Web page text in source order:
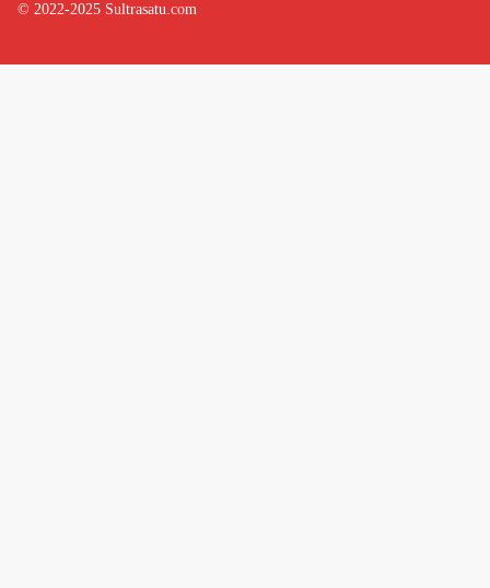
© 2022-2025 Sultrasatu.com